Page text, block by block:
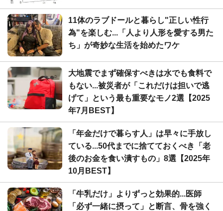
11体のラブドールと暮らし"正しい性行
為"を楽しむ...「人より人形を愛する男た
ち」が奇妙な生活を始めたワケ
大地震でまず確保すべきは水でも食料で
もない...被災者が「これだけは担いで逃
げて」という最も重要なモノ2選【2025
年7月BEST】
「年金だけで暮らす人」は早々に手放し
ている...50代までに捨てておくべき「老
後のお金を食い潰すもの」8選【2025年
10月BEST】
「牛乳だけ」よりずっと効果的...医師
「必ず一緒に摂って」と断言、骨を強く